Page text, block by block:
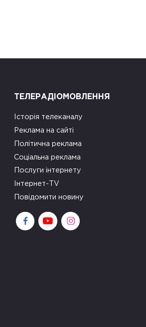
ТЕЛЕРАДІОМОВЛЕННЯ
Історія телеканалу
Реклама на сайті
Політична реклама
Соціальна реклама
Послуги інтернету
Інтернет-TV
Повідомити новину